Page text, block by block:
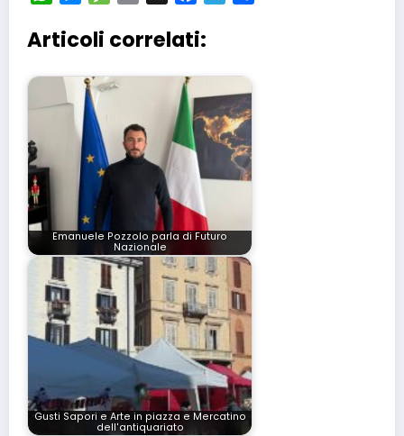
Articoli correlati:
Emanuele Pozzolo parla di Futuro
Nazionale
Gusti Sapori e Arte in piazza e Mercatino
dell'antiquariato